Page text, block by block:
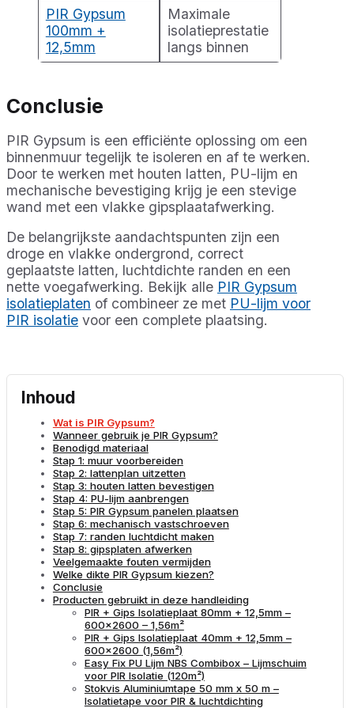
PIR Gypsum
100mm +
12,5mm
Maximale
isolatieprestatie
langs binnen
Conclusie
PIR Gypsum is een efficiënte oplossing om een
binnenmuur tegelijk te isoleren en af te werken.
Door te werken met houten latten, PU-lijm en
mechanische bevestiging krijg je een stevige
wand met een vlakke gipsplaatafwerking.
De belangrijkste aandachtspunten zijn een
droge en vlakke ondergrond, correct
geplaatste latten, luchtdichte randen en een
nette voegafwerking. Bekijk alle PIR Gypsum
isolatieplaten of combineer ze met PU-lijm voor
PIR isolatie voor een complete plaatsing.
Inhoud
Wat is PIR Gypsum?
Wanneer gebruik je PIR Gypsum?
Benodigd materiaal
Stap 1: muur voorbereiden
Stap 2: lattenplan uitzetten
Stap 3: houten latten bevestigen
Stap 4: PU-lijm aanbrengen
Stap 5: PIR Gypsum panelen plaatsen
Stap 6: mechanisch vastschroeven
Stap 7: randen luchtdicht maken
Stap 8: gipsplaten afwerken
Veelgemaakte fouten vermijden
Welke dikte PIR Gypsum kiezen?
Conclusie
Producten gebruikt in deze handleiding
PIR + Gips Isolatieplaat 80mm + 12,5mm –
600×2600 – 1,56m²
PIR + Gips Isolatieplaat 40mm + 12,5mm –
600×2600 (1,56m²)
Easy Fix PU Lijm NBS Combibox – Lijmschuim
voor PIR Isolatie (120m²)
Stokvis Aluminiumtape 50 mm x 50 m –
Isolatietape voor PIR & luchtdichting